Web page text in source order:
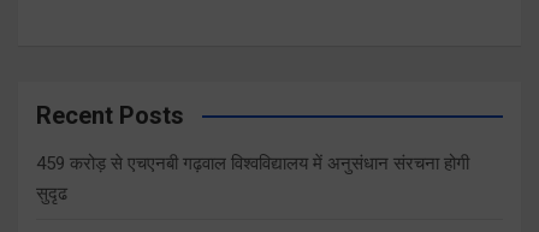
Recent Posts
459 करोड़ से एचएनबी गढ़वाल विश्वविद्यालय में अनुसंधान संरचना होगी
सुदृढ